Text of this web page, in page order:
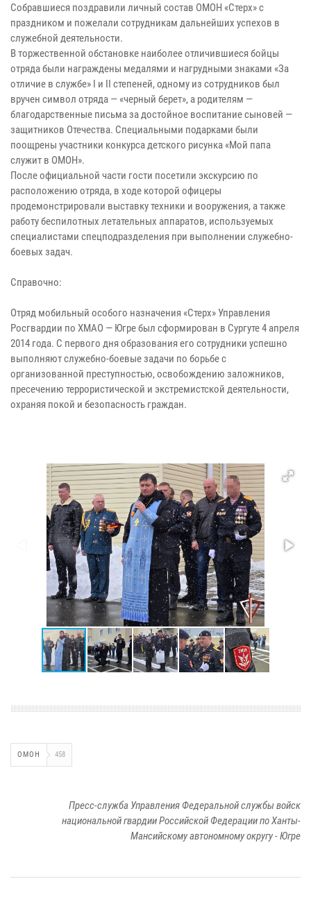
Собравшиеся поздравили личный состав ОМОН «Стерх» с
праздником и пожелали сотрудникам дальнейших успехов в
служебной деятельности.
В торжественной обстановке наиболее отличившиеся бойцы
отряда были награждены медалями и нагрудными знаками «За
отличие в службе» I и II степеней, одному из сотрудников был
вручен символ отряда — «черный берет», а родителям —
благодарственные письма за достойное воспитание сыновей —
защитников Отечества. Специальными подарками были
поощрены участники конкурса детского рисунка «Мой папа
служит в ОМОН».
После официальной части гости посетили экскурсию по
расположению отряда, в ходе которой офицеры
продемонстрировали выставку техники и вооружения, а также
работу беспилотных летательных аппаратов, используемых
специалистами спецподразделения при выполнении служебно-
боевых задач.
Справочно:
Отряд мобильный особого назначения «Стерх» Управления
Росгвардии по ХМАО — Югре был сформирован в Сургуте 4 апреля
2014 года. С первого дня образования его сотрудники успешно
выполняют служебно-боевые задачи по борьбе с
организованной преступностью, освобождению заложников,
пресечению террористической и экстремистской деятельности,
охраняя покой и безопасность граждан.
ОМОН 458
Пресс-служба Управления Федеральной службы войск
национальной гвардии Российской Федерации по Ханты-
Мансийскому автономному округу - Югре